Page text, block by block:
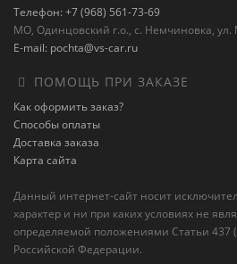
Телефон: +7 (968) 561-73-69
МО, Одинцовский г.о., с. Немчиновка, ул.
E-mail: pochta@vs-car.ru
ПОМОЩЬ ПРИ ЗАКАЗЕ
Как оформить заказ?
Способы оплаты
Доставка заказа
Карта сайта
Данный интернет-сайт носит
характер и ни при каких условиях не
определяемой положениями Статьи 437
Российской Федерации.